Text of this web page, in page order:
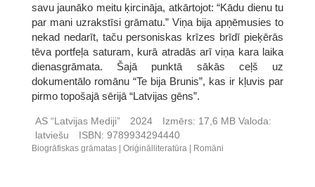
savu jaunāko meitu ķircināja, atkārtojot: “Kādu dienu tu
par mani uzrakstīsi grāmatu.” Viņa bija apņēmusies to
nekad nedarīt, taču personiskas krīzes brīdī pieķērās
tēva portfeļa saturam, kurā atradās arī viņa kara laika
dienasgrāmata. Šajā punktā sākās ceļš uz
dokumentālo romānu “Te bija Brunis”, kas ir kļuvis par
pirmo topošajā sērijā “Latvijas gēns”.
AS “Latvijas Mediji” 2024 Izmērs: 17,6 MB Valoda:
latviešu
ISBN: 9789934294440
Biogrāfiskas grāmatas Oriģinālliteratūra Romāni